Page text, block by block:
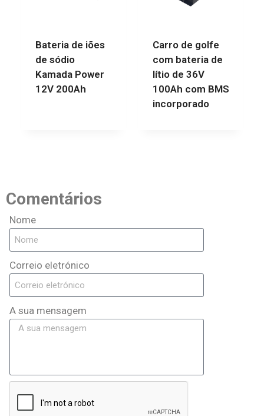
Bateria de iões
de sódio
Kamada Power
12V 200Ah
Carro de golfe
com bateria de
lítio de 36V
100Ah com BMS
incorporado
Comentários
Nome
Correio eletrónico
A sua mensagem